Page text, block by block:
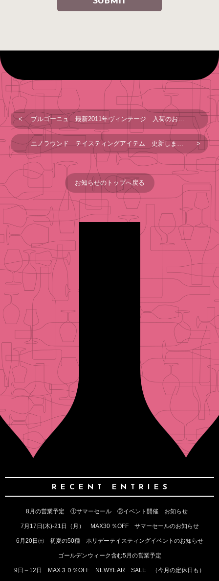
ブルゴーニュ 最新2011年ヴィンテージ 入荷のお知らせ
エノラウンド テイスティングアイテム 更新しました！
お知らせのトップへ戻る
RECENT ENTRIES
8月の営業予定 ①サマーセール ②イベント開催 お知らせ
7月17日(木)‐21日（月） MAX30 ％OFF サマーセールのお知らせ
6月20日㈯ 初夏の50種 ホリデーテイスティングイベントのお知らせ
ゴールデンウィーク含む5月の営業予定
9日～12日 MAX３０％OFF NEWYEAR SALE （今月の定休日も）